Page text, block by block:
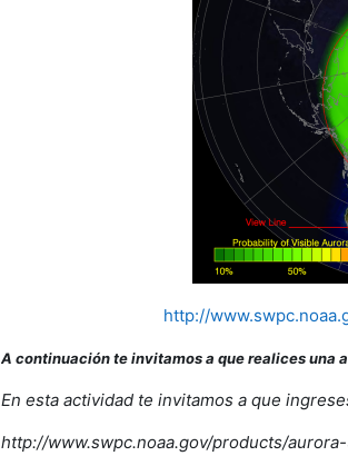
http://
A continuación te invitamos a que realices una
En esta actividad te invitamos a que
http://www.swpc.noaa.gov/products/